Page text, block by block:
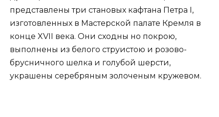
представлены три становых кафтана Петра I,
изготовленных в Мастерской палате Кремля в
конце XVII века. Они сходны но покрою,
выполнены из белого струистою и розово-
брусничного шелка и голубой шерсти,
украшены серебряным золоченым кружевом.